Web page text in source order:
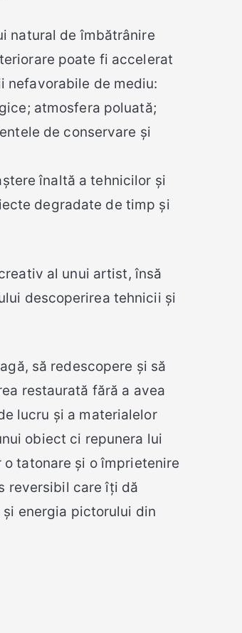
natural de îmbătrânire
poate fi accelerat
nefavorabile de mediu:
atmosfera poluată;
de conservare și
înaltă a tehnicilor și
degradate de timp și
al unui artist, însă
descoperirea tehnicii și
să redescopere și să
restaurată fără a avea
lucru și a materialelor
obiect ci repunera lui
tatonare și o împrietenire
reversibil care îți dă
energia pictorului din